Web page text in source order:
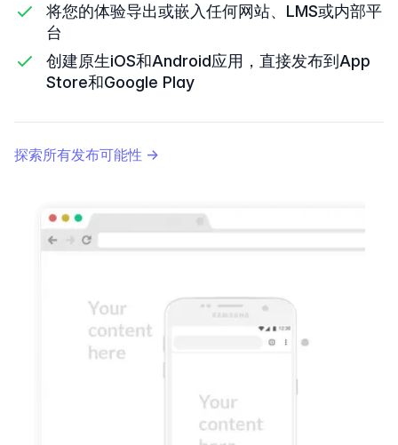
将您的体验导出或嵌入任何网站、LMS或内部平
台
创建原生iOS和Android应用，直接发布到App
Store和Google Play
探索所有发布可能性 →